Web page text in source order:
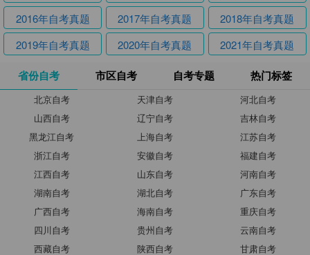
2016年自考真题
2017年自考真题
2018年自考真题
2019年自考真题
2020年自考真题 2021年自考真题
省份自考 市区自考 自考专题 热门标签
北京自考 天津自考
河北自考
山西自考
辽宁自考
吉林自考
黑龙江自考
上海自考
江苏自考
浙江自考
安徽自考
福建自考
江西自考
山东自考
河南自考
湖南自考
湖北自考
广东自考
广西自考
海南自考
重庆自考
四川自考
贵州自考
云南自考
西藏自考
陕西自考 甘肃自考